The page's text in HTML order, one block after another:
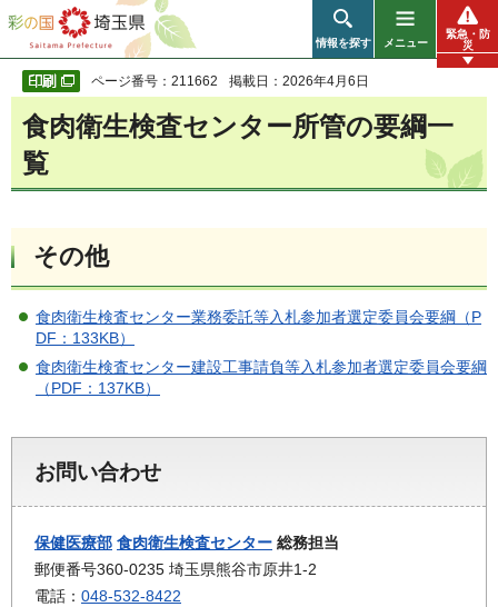
彩の国 埼玉県
情報を探す メニュー
緊急・防
災
ページ番号：211662 掲載日：2026年4月6日
食肉衛生検査センター所管の要綱一
覧
その他
食肉衛生検査センター業務委託等入札参加者選定委員会要綱（P
DF：133KB）
食肉衛生検査センター建設工事請負等入札参加者選定委員会要綱
（PDF：137KB）
お問い合わせ
保健医療部 食肉衛生検査センター 総務担当
郵便番号360-0235 埼玉県熊谷市原井1-2
電話： 048-532-8422